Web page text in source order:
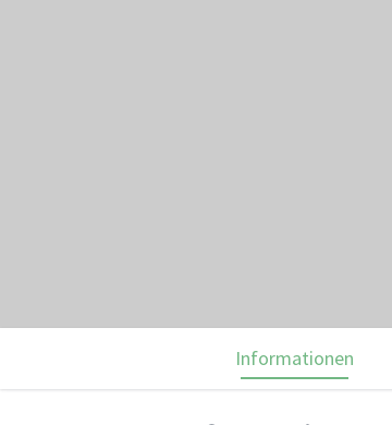
Informationen